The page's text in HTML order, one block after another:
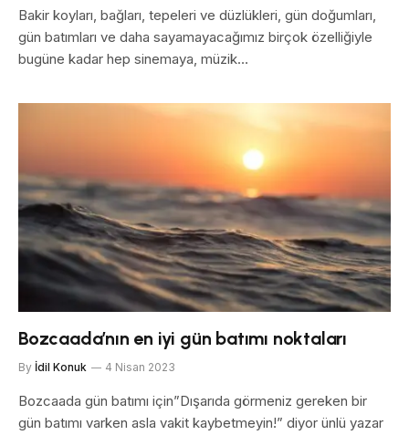
Bakir koyları, bağları, tepeleri ve düzlükleri, gün doğumları,
gün batımları ve daha sayamayacağımız birçok özelliğiyle
bugüne kadar hep sinemaya, müzik…
Bozcaada’nın en iyi gün batımı noktaları
By İdil Konuk 4 Nisan 2023
Bozcaada gün batımı için”Dışarıda görmeniz gereken bir
gün batımı varken asla vakit kaybetmeyin!” diyor ünlü yazar